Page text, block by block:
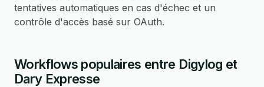
tentatives automatiques en cas d'échec et un
contrôle d'accès basé sur OAuth.
Workflows populaires entre Digylog et
Dary Expresse